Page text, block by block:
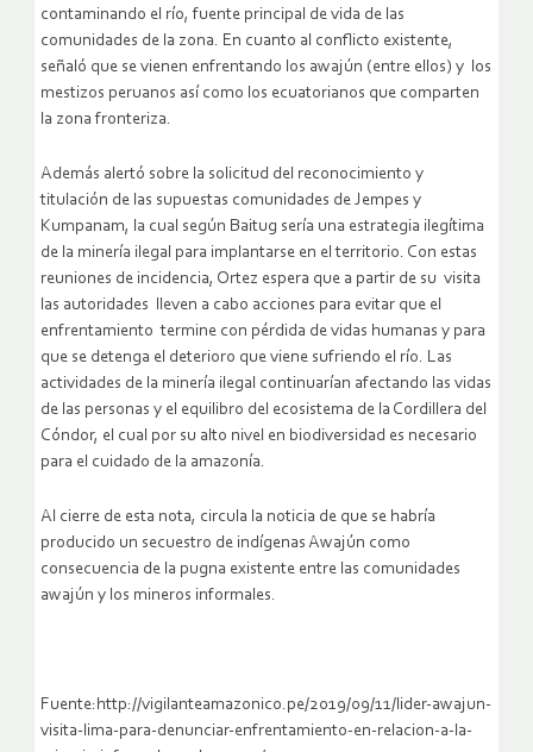
contaminando el río, fuente principal de vida de las
comunidades de la zona. En cuanto al conflicto existente,
señaló que se vienen enfrentando los awajún (entre ellos) y los
mestizos peruanos así como los ecuatorianos que comparten
la zona fronteriza.
Además alertó sobre la solicitud del reconocimiento y
titulación de las supuestas comunidades de Jempes y
Kumpanam, la cual según Baitug sería una estrategia ilegítima
de la minería ilegal para implantarse en el territorio. Con estas
reuniones de incidencia, Ortez espera que a partir de su visita
las autoridades lleven a cabo acciones para evitar que el
enfrentamiento termine con pérdida de vidas humanas y para
que se detenga el deterioro que viene sufriendo el río. Las
actividades de la minería ilegal continuarían afectando las vidas
de las personas y el equilibro del ecosistema de la Cordillera del
Cóndor, el cual por su alto nivel en biodiversidad es necesario
para el cuidado de la amazonía.
Al cierre de esta nota, circula la noticia de que se habría
producido un secuestro de indígenas Awajún como
consecuencia de la pugna existente entre las comunidades
awajún y los mineros informales.
Fuente:http://vigilanteamazonico.pe/2019/09/11/lider-awajun-
visita-lima-para-denunciar-enfrentamiento-en-relacion-a-la-